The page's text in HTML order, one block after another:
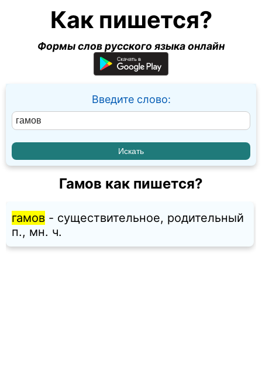
Как пишется?
Формы слов русского языка онлайн
Введите слово:
Гамов как пишется?
гамов - существительное, родительный
п., мн. ч.